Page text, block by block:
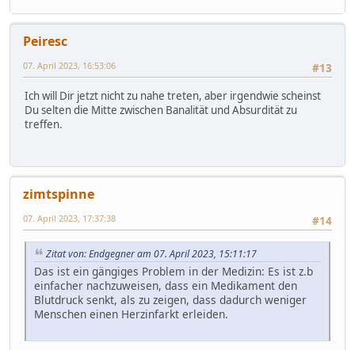
Peiresc
#13
07. April 2023, 16:53:06
Ich will Dir jetzt nicht zu nahe treten, aber irgendwie scheinst
Du selten die Mitte zwischen Banalität und Absurdität zu
treffen.
zimtspinne
#14
07. April 2023, 17:37:38
Zitat von: Endgegner am 07. April 2023, 15:11:17
Das ist ein gängiges Problem in der Medizin: Es ist z.b
einfacher nachzuweisen, dass ein Medikament den
Blutdruck senkt, als zu zeigen, dass dadurch weniger
Menschen einen Herzinfarkt erleiden.